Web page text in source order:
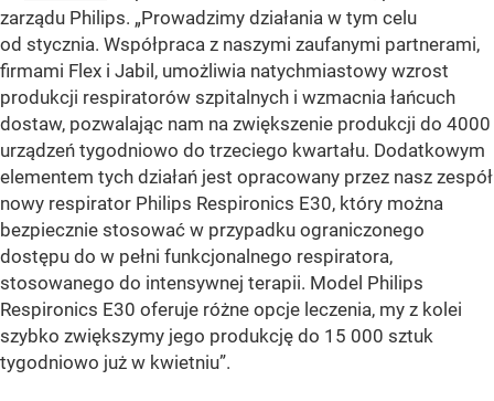
zarządu Philips. „Prowadzimy działania w tym celu
od stycznia. Współpraca z naszymi zaufanymi partnerami,
firmami Flex i Jabil, umożliwia natychmiastowy wzrost
produkcji respiratorów szpitalnych i wzmacnia łańcuch
dostaw, pozwalając nam na zwiększenie produkcji do 4000
urządzeń tygodniowo do trzeciego kwartału. Dodatkowym
elementem tych działań jest opracowany przez nasz zespół
nowy respirator Philips Respironics E30, który można
bezpiecznie stosować w przypadku ograniczonego
dostępu do w pełni funkcjonalnego respiratora,
stosowanego do intensywnej terapii. Model Philips
Respironics E30 oferuje różne opcje leczenia, my z kolei
szybko zwiększymy jego produkcję do 15 000 sztuk
tygodniowo już w kwietniu”.